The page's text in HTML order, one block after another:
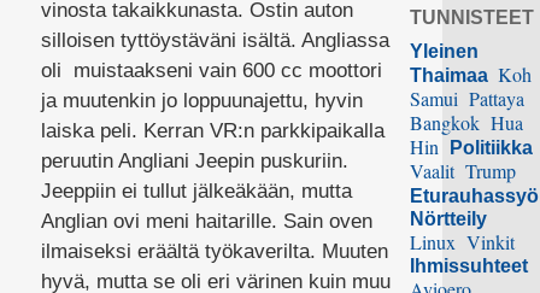
vinosta takaikkunasta. Ostin auton
silloisen tyttöystäväni isältä. Angliassa
oli muistaakseni vain 600 cc moottori
ja muutenkin jo loppuunajettu, hyvin
laiska peli. Kerran VR:n parkkipaikalla
peruutin Angliani Jeepin puskuriin.
Jeeppiin ei tullut jälkeäkään, mutta
Anglian ovi meni haitarille. Sain oven
ilmaiseksi eräältä työkaverilta. Muuten
hyvä, mutta se oli eri värinen kuin muu
TUNNISTEET
Yleinen
Thaimaa Koh
Samui Pattaya
Bangkok Hua
Hin
Politiikka
Vaalit Trump
Nörtteily
Linux Vinkit
Ihmissuhteet